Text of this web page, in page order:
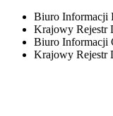
Biuro Informacji
Krajowy Rejestr
Biuro Informacji
Krajowy Rejestr